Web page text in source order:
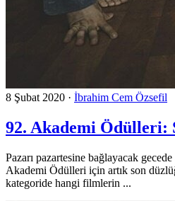
8 Şubat 2020 · İbrahim Cem Özsefil
92. Akademi Ödülleri:
Pazarı pazartesine bağlayacak
Akademi Ödülleri için artık son
kategoride hangi filmlerin ...